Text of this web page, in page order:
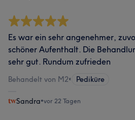
Es war ein sehr angenehmer,
schöner Aufenthalt. Die
sehr gut. Rundum zufrieden
Behandelt von M2• Pediküre
Sandra•vor 22 Tagen